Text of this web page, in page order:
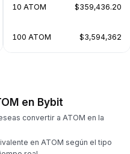
10 ATOM $359,436.20
100 ATOM $3,594,362
en Bybit
convertir a ATOM en la
en ATOM según el tipo